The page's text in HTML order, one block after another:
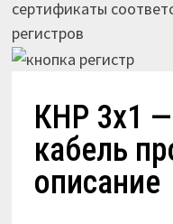
сертификаты
регистров
КНР 3х1
кабель
описание